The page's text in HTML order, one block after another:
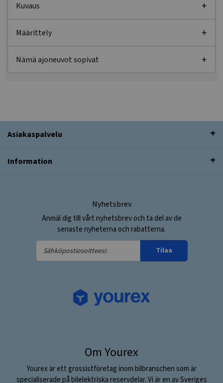
Kuvaus
Määrittely
Nämä ajoneuvot sopivat
Asiakaspalvelu
Information
Nyhetsbrev
Anmäl dig till vårt nyhetsbrev och ta del av de
senaste nyheterna och rabatterna.
Sähköpostiosoitteesi:
Tilaa
Om Yourex
Yourex är ett grossistföretag inom bilbranschen som är
specialiserade på bilelektriska reservdelar. Vi är en av Sveriges